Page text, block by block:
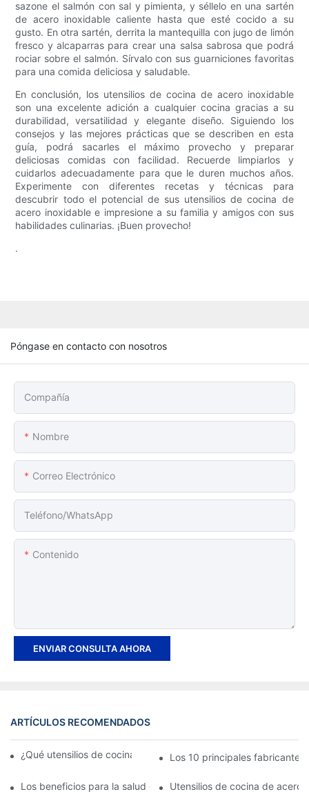
sazone el salmón con sal y pimienta, y séllelo en una sartén
de acero inoxidable caliente hasta que esté cocido a su
gusto. En otra sartén, derrita la mantequilla con jugo de limón
fresco y alcaparras para crear una salsa sabrosa que podrá
rociar sobre el salmón. Sírvalo con sus guarniciones favoritas
para una comida deliciosa y saludable.
En conclusión, los utensilios de cocina de acero inoxidable
son una excelente adición a cualquier cocina gracias a su
durabilidad, versatilidad y elegante diseño. Siguiendo los
consejos y las mejores prácticas que se describen en esta
guía, podrá sacarles el máximo provecho y preparar
deliciosas comidas con facilidad. Recuerde limpiarlos y
cuidarlos adecuadamente para que le duren muchos años.
Experimente con diferentes recetas y técnicas para
descubrir todo el potencial de sus utensilios de cocina de
acero inoxidable e impresione a su familia y amigos con sus
habilidades culinarias. ¡Buen provecho!
.
Póngase en contacto con nosotros
Compañía
Nombre
Correo Electrónico
Teléfono/WhatsApp
Contenido
ENVIAR CONSULTA AHORA
ARTÍCULOS RECOMENDADOS
¿Qué utensilios de cocina funcionan con inducción?
Los 10 principales fabricantes
Los beneficios para la salud de cocinar con utensilios de acero
Utensilios de cocina de acero